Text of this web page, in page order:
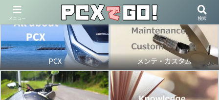
PCX メンテ・カスタム
メニュー 検索